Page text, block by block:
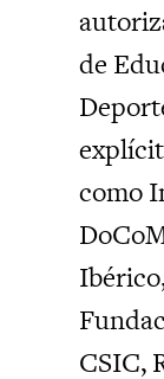
de
como
CSIC,